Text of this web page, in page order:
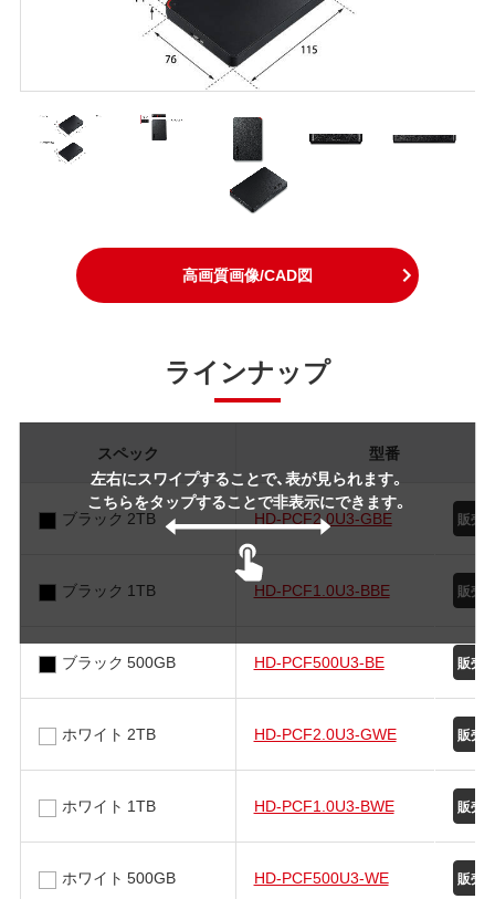
高画質画像/CAD図
ラインナップ
左右にスワイプすることで、表が見られます。
こちらをタップすることで非表示にできます。
スペック 型番
ブラック 2TB HD-PCF2.0U3-GBE
ブラック 1TB HD-PCF1.0U3-BBE
ブラック 500GB HD-PCF500U3-BE
ホワイト 2TB HD-PCF2.0U3-GWE
ホワイト 1TB HD-PCF1.0U3-BWE
ホワイト 500GB HD-PCF500U3-WE